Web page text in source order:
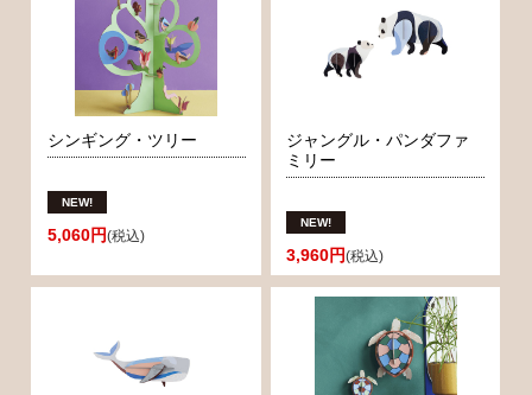
シンギング・ツリー
5,060円(税込)
ジャングル・パンダファ
ミリー
3,960円(税込)